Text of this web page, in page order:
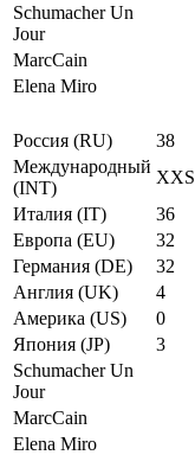
Schumacher Un
Jour
MarcCain
Elena Miro
Россия (RU)
38
Международный
(INT)
XXS
Италия (IT)
36
Европа (EU)
32
Германия (DE)
32
Англия (UK)
4
Америка (US)
0
Япония (JP)
3
Schumacher Un
Jour
MarcCain
Elena Miro